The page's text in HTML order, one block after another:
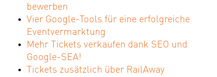
bewerben
Vier Google-Tools für eine erfolgreiche
Eventvermarktung
Mehr Tickets verkaufen dank SEO und
Google-SEA!
Tickets zusätzlich über RailAway